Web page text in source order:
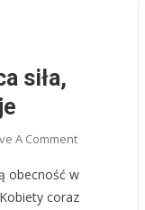
siła,
A CommentOn
W
Obronności
obecność w
coraz